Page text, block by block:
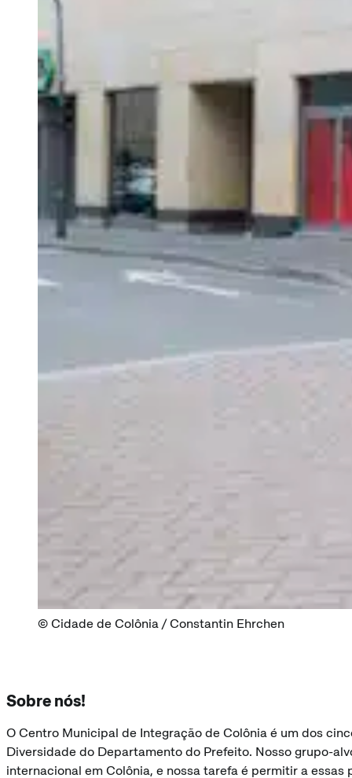
Cidade de Colônia / Constantin Ehrchen
Sobre nós!
O Centro Municipal de Integração de Colônia é um dos
Diversidade do Departamento do Prefeito. Nosso grupo-
internacional em Colônia, e nossa tarefa é permitir a